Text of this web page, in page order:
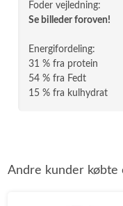
Foder vejledning:
Se billeder foroven!
Energifordeling:
31 % fra protein
54 % fra Fedt
15 % fra kulhydrat
Andre kunder købte